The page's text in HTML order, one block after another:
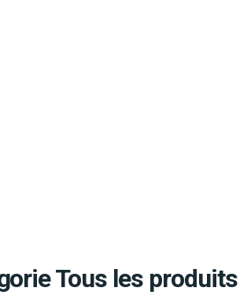
Tous les produits